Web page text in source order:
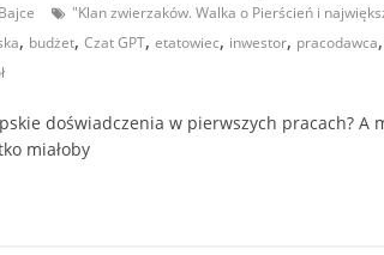
"Klan zwierzaków. Walka o Pierścień i
, budżet, Czat GPT, etatowiec, inwestor, pracodawca,
doświadczenia w pierwszych pracach? A
miałoby